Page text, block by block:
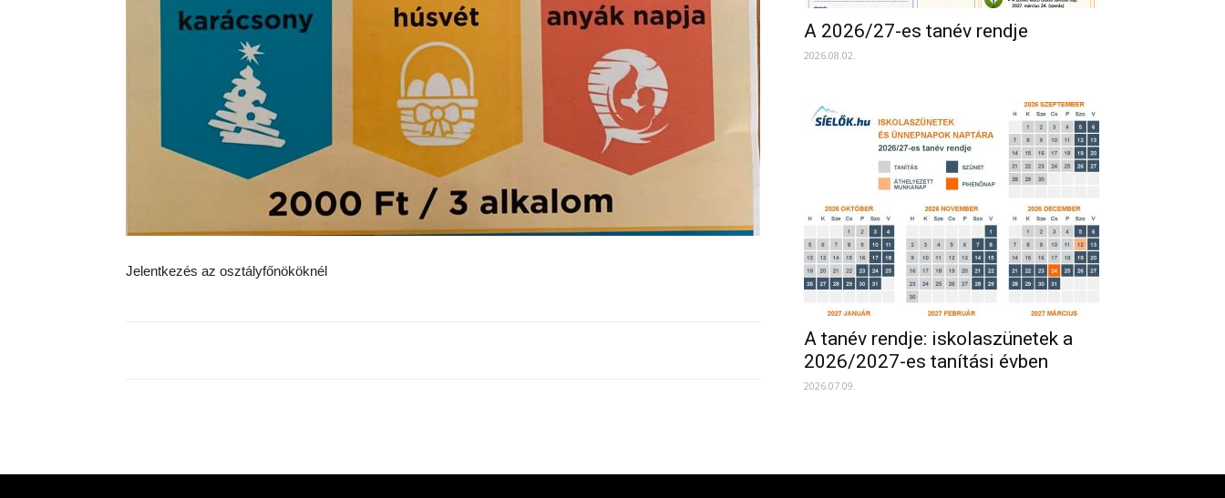
Jelentkezés az osztályfőnököknél
A 2026/27-es tanév rendje
2026.08.02.
A tanév rendje: iskolaszünetek a
2026/2027-es tanítási évben
2026.07.09.